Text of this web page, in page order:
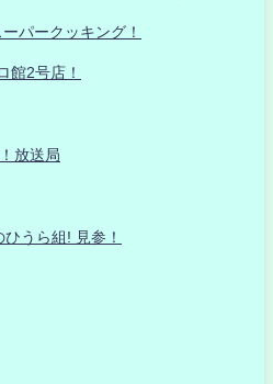
パークッキング！
館2号店！
放送局
うら組! 見参！